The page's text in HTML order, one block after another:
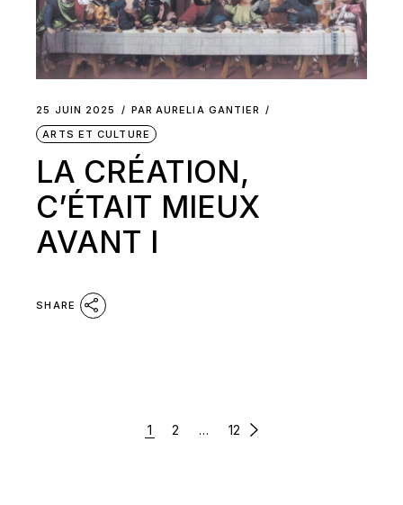
25 JUIN 2025 PAR AURELIA GANTIER
ARTS ET CULTURE
LA CRÉATION,
C’ÉTAIT MIEUX
AVANT I
SHARE
PAGINATION
1 2 … 12